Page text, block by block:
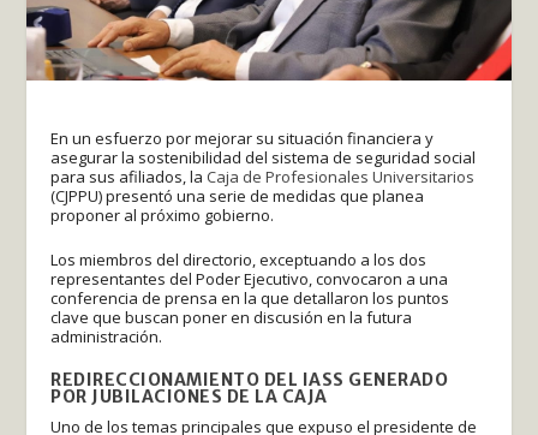
En un esfuerzo por mejorar su situación financiera y
asegurar la sostenibilidad del sistema de seguridad social
para sus afiliados, la Caja de Profesionales Universitarios
(CJPPU) presentó una serie de medidas que planea
proponer al próximo gobierno.
Los miembros del directorio, exceptuando a los dos
representantes del Poder Ejecutivo, convocaron a una
conferencia de prensa en la que detallaron los puntos
clave que buscan poner en discusión en la futura
administración.
REDIRECCIONAMIENTO DEL IASS GENERADO
POR JUBILACIONES DE LA CAJA
Uno de los temas principales que expuso el presidente de